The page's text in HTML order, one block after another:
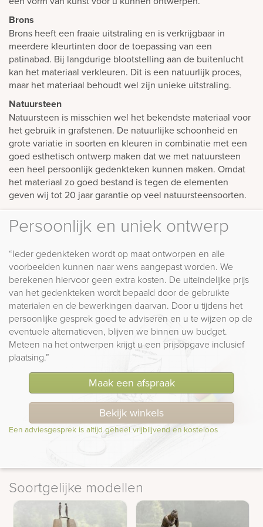
Brons
Brons heeft een fraaie uitstraling en is verkrijgbaar in
meerdere kleurtinten door de toepassing van een
patinabad. Bij langdurige blootstelling aan de buitenlucht
kan het materiaal verkleuren. Dit is een natuurlijk proces,
maar het materiaal behoudt wel zijn unieke uitstraling.
Natuursteen
Natuursteen is misschien wel het bekendste materiaal voor
het gebruik in grafstenen. De natuurlijke schoonheid en
grote variatie in soorten en kleuren in combinatie met een
goed esthetisch ontwerp maken dat we met natuursteen
een heel persoonlijk gedenkteken kunnen maken. Omdat
het materiaal zo goed bestand is tegen de elementen
geven wij tot 20 jaar garantie op veel natuursteensoorten.
Persoonlijk en uniek ontwerp
“Ieder gedenkteken wordt op maat ontworpen en alle
voorbeelden kunnen naar wens aangepast worden. We
berekenen hiervoor geen extra kosten. De uiteindelijke prijs
van het gedenkteken wordt bepaald door de gebruikte
materialen en de bewerkingen daarvan. Door u tijdens het
persoonlijke gesprek goed te adviseren en u te wijzen op de
eventuele alternatieven, blijven we binnen uw budget.
Meteen na het ontwerpen krijgt u een prijsopgave inclusief
plaatsing.”
Maak een afspraak
Bekijk winkels
Een adviesgesprek is altijd geheel vrijblijvend en kosteloos
Soortgelijke modellen